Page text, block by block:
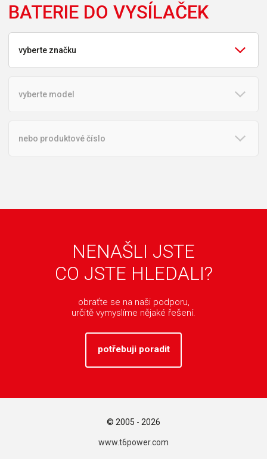
BATERIE DO VYSÍLAČEK
vyberte značku
vyberte model
nebo produktové číslo
NENAŠLI JSTE
CO JSTE HLEDALI?
obraťte se na naši podporu,
určitě vymyslíme nějaké řešení.
potřebuji poradit
© 2005 - 2026
www.t6power.com